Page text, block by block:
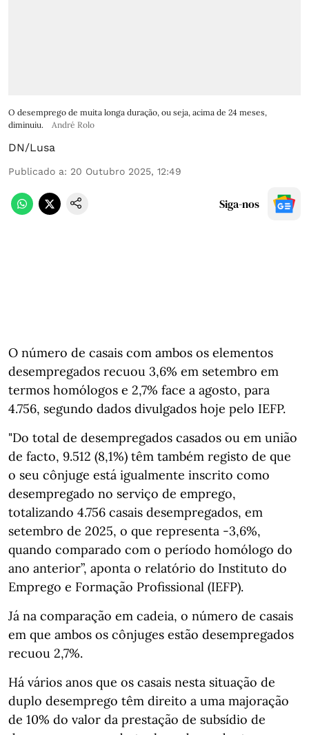
O desemprego de muita longa duração, ou seja, acima de 24 meses,
diminuiu.
André Rolo
DN/Lusa
Publicado a: 20 Outubro 2025, 12:49
Siga-nos
O número de casais com ambos os elementos
desempregados recuou 3,6% em setembro em
termos homólogos e 2,7% face a agosto, para
4.756, segundo dados divulgados hoje pelo IEFP.
"Do total de desempregados casados ou em união
de facto, 9.512 (8,1%) têm também registo de que
o seu cônjuge está igualmente inscrito como
desempregado no serviço de emprego,
totalizando 4.756 casais desempregados, em
setembro de 2025, o que representa -3,6%,
quando comparado com o período homólogo do
ano anterior”, aponta o relatório do Instituto do
Emprego e Formação Profissional (IEFP).
Já na comparação em cadeia, o número de casais
em que ambos os cônjuges estão desempregados
recuou 2,7%.
Há vários anos que os casais nesta situação de
duplo desemprego têm direito a uma majoração
de 10% do valor da prestação de subsídio de